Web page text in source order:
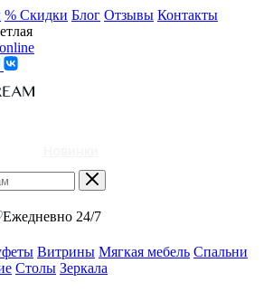
% Скидки Блог Отзывы Контакты
Ежедневно 24/7
Витрины Мягкая мебель Спальни
Столы Зеркала